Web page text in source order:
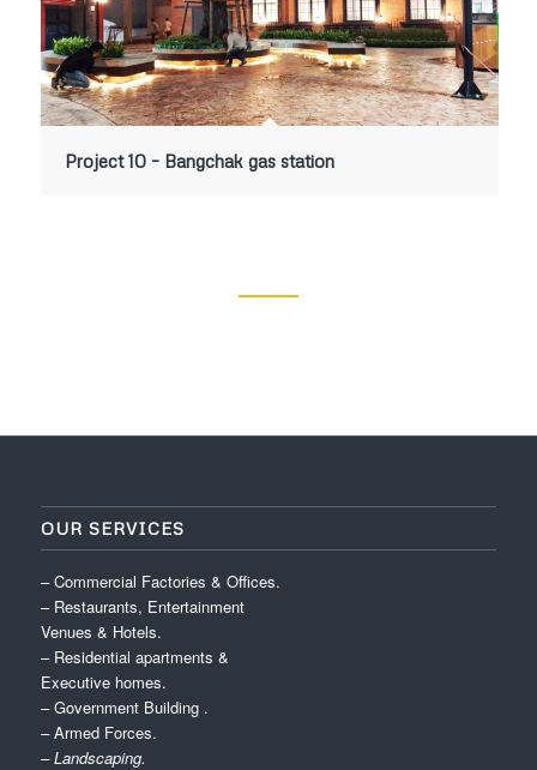
Project 10 – Bangchak gas station
OUR SERVICES
– Commercial Factories & Offices.
– Restaurants, Entertainment
Venues & Hotels.
– Residential apartments &
Executive homes.
– Government Building .
– Armed Forces.
– Landscaping.